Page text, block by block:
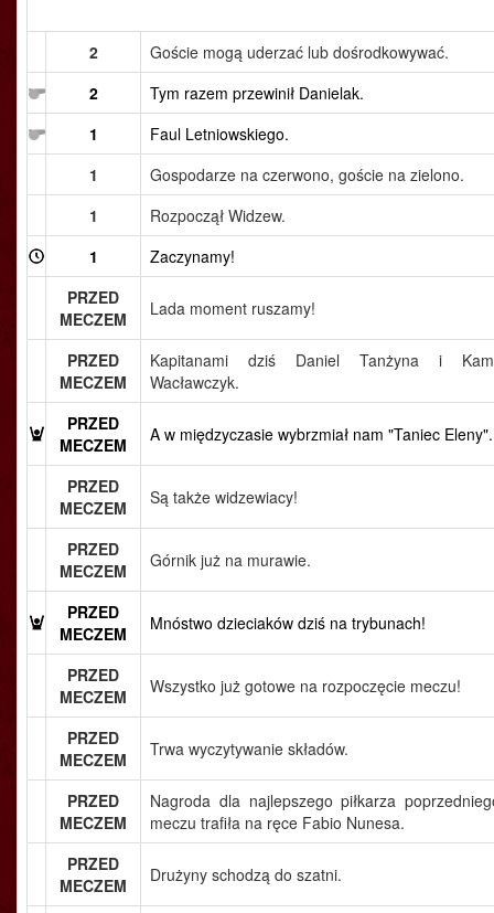
2
Goście mogą uderzać lub dośrodkowywać.
2
Tym razem przewinił Danielak.
1
Faul Letniowskiego.
1
Gospodarze na czerwono, goście na zielono.
1
Rozpoczął Widzew.
1
Zaczynamy!
PRZED
MECZEM
Lada moment ruszamy!
PRZED
MECZEM
Kapitanami dziś Daniel Tanżyna i
Wacławczyk.
PRZED
MECZEM
A w międzyczasie wybrzmiał nam "Taniec Eleny".
PRZED
MECZEM
Są także widzewiacy!
PRZED
MECZEM
Górnik już na murawie.
PRZED
MECZEM
Mnóstwo dzieciaków dziś na trybunach!
PRZED
MECZEM
Wszystko już gotowe na rozpoczęcie meczu!
PRZED
MECZEM
Trwa wyczytywanie składów.
PRZED
MECZEM
Nagroda dla najlepszego piłkarza
meczu trafiła na ręce Fabio Nunesa.
PRZED
MECZEM
Drużyny schodzą do szatni.